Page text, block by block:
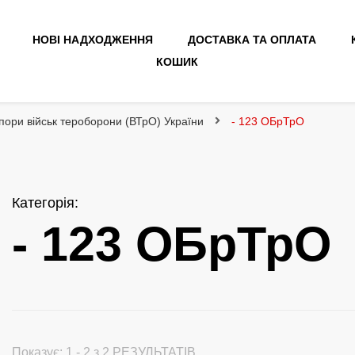
НОВІ НАДХОДЖЕННЯ ДОСТАВКА ТА ОПЛАТА
КОШИК
військ тероборони (ВТрО) України - 123 ОБрТрО
Категорія:
- 123 ОБрТрО
Показує: 1 - 2 з 2 РЕЗУЛЬТАТІВ